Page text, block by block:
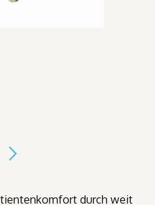
durch weit